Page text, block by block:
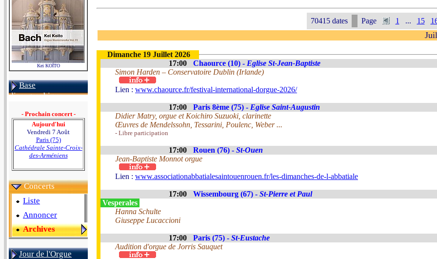
Kei KOÏTO
Base
discographique
- Prochain concert -
Aujourd'hui
Vendredi 7 Août
Paris (75)
Cathédrale Sainte-Croix-
des-Arméniens
Concerts
Liste
Annoncer
Archives
Jour de l'Orgue
70415 dates Page 1 ... 15
Dimanche 19 Juillet 2026
17:00
Chaource (10) - Eglise St-Jean-Baptiste
Simon Harden – Conservatoire Dublin (Irlande)
Lien : www.chaource.fr/festival-international-dorgue-2026/
17:00 Paris 8ème (75) - Eglise Saint-Augustin
Didier Matry, orgue et Koichiro Suzuoki, clarinette
Œuvres de Mendelssohn, Tessarini, Poulenc, Weber ...
- Libre participation
17:00 Rouen (76) - St-Ouen
Jean-Baptiste Monnot orgue
Lien : www.associationabbatialesaintouenrouen.fr/les-dimanches-de-l-abbatiale
17:00 Wissembourg (67) - St-Pierre et Paul
Vesperales
Hanna Schulte
Giuseppe Lucaccioni
17:00 Paris (75) - St-Eustache
Audition d'orgue de Jorris Sauquet